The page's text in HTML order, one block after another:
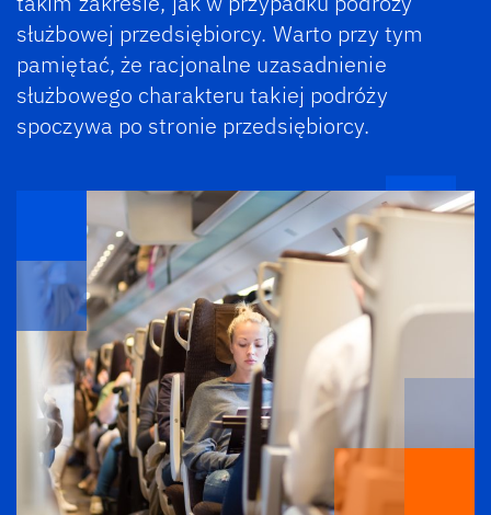
służbowej przedsiębiorcy. Warto przy tym
pamiętać, że racjonalne uzasadnienie
służbowego charakteru takiej podróży
spoczywa po stronie przedsiębiorcy.